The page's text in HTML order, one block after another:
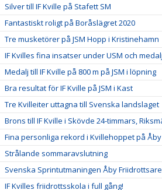
Silver till IF Kville på Stafett SM
Fantastiskt roligt på Boråslägret 2020
Tre musketörer på JSM Hopp i Kristinehamn
IF Kvilles fina insatser under USM och
Medalj till IF Kville på 800 m på JSM i löpning
Bra resultat för IF Kville på JSM i Kast
Tre Kvilleiter uttagna till Svenska landslaget
Brons till IF Kville i Skövde 24-timmars,
Fina personliga rekord i Kvillehoppet på
Strålande sommaravslutning
Svenska Sprintutmaningen Åby
IF Kvilles friidrottsskola i full gång!